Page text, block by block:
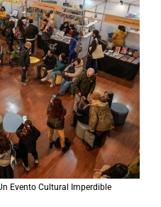
Evento Cultural Imperdible